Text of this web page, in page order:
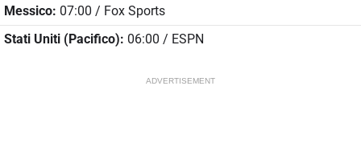
Messico: 07:00 / Fox Sports
Stati Uniti (Pacifico): 06:00 / ESPN
ADVERTISEMENT